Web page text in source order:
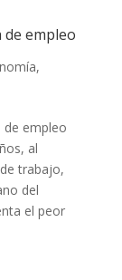
de empleo
,
de empleo
al
trabajo,
del
el peor